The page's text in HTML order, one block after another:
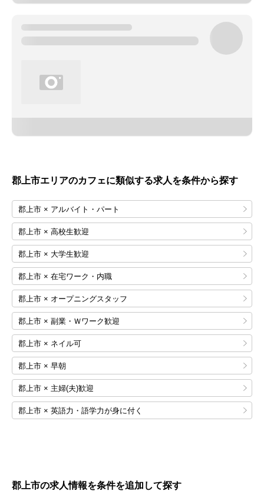
郡上市エリアのカフェに類似する求人を条件から探す
郡上市 × アルバイト・パート
郡上市 × 高校生歓迎
郡上市 × 大学生歓迎
郡上市 × 在宅ワーク・内職
郡上市 × オープニングスタッフ
郡上市 × 副業・Ｗワーク歓迎
郡上市 × ネイル可
郡上市 × 早朝
郡上市 × 主婦(夫)歓迎
郡上市 × 英語力・語学力が身に付く
郡上市の求人情報を条件を追加して探す